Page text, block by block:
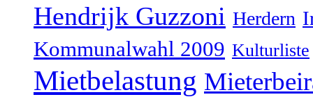
Hendrijk Guzzoni Herdern
Kommunalwahl 2009 Kulturliste
Mietbelastung